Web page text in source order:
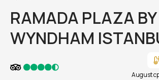
RAMADA PLAZA BY
WYNDHAM
TEKSTILKENT
August